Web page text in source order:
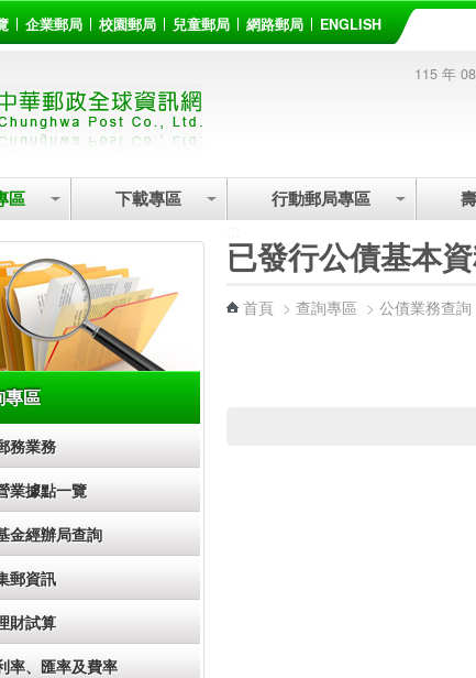
企業郵局 校園郵局 兒童郵局 網路郵局 ENGLISH
115 年
區 下載專區 行動郵局專區
專區
務業務
業據點一覽
金經辦局查詢
郵資訊
財試算
率、匯率及費率
已發行公債基本
首頁 > 查詢專區 > 公債業務查詢